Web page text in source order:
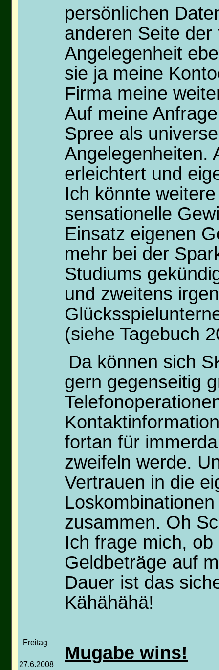
persönlichen
anderen Seite
Angelegenheit
sie ja meine
Firma meine
Auf meine
Spree als
Angelegenheiten.
erleichtert und
Ich könnte
sensationelle
Einsatz eigenen
mehr bei der
Studiums
und zweitens
(siehe Tagebuch
Da können sich
gern gegenseitig
fortan für
zweifeln werde.
Vertrauen in die
zusammen. Oh
Ich frage mich,
Geldbeträge auf
Dauer ist das
Kähähähä!
Freitag
27.6.2008
Mugabe wins!